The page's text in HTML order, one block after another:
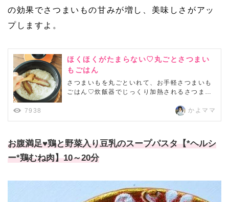
の効果でさつまいもの甘みが増し、美味しさがアッ
プしますよ。
ほくほくがたまらない♡丸ごとさつまい
もごはん
さつまいもを丸ごといれて、お手軽さつまいも
ごはん♡炊飯器でじっくり加熱されるさつまい
を切ると固いけど、これならお手軽に作れま
す。
7938 かよママ
お腹満足♥鶏と野菜入り豆乳のスープパスタ【*ヘルシ
ー*鶏むね肉】10～20分